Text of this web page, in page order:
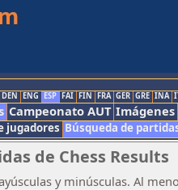
DEN ENG ESP FAI FIN FRA GER GRE INA
Campeonato AUT Imágenes
jugadores Búsqueda de
de Chess Results
y minúsculas. Al